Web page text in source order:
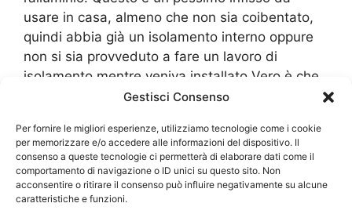
Gestisci Consenso
Per fornire le migliori esperienze, utilizziamo tecnologie come i cookie
per memorizzare e/o accedere alle informazioni del dispositivo. Il
consenso a queste tecnologie ci permetterà di elaborare dati come il
comportamento di navigazione o ID unici su questo sito. Non
acconsentire o ritirare il consenso può influire negativamente su alcune
caratteristiche e funzioni.
usare in casa, almeno che non sia coibentato,
quindi abbia già un isolamento interno oppure
non si sia provveduto a fare un lavoro di
isolamento mentre veniva installato.Vero è che
proprio l’alluminio non soffre di usure da
ossidazione, ma è importante che ci sia
comunque una valida attenzione a controllare
che non sviluppi la condensa. L’alluminio
potrebbe facilmente creare un ponte termico e